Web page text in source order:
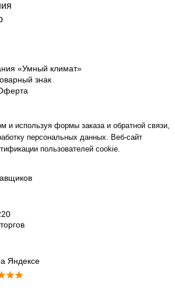
«Умный климат»
знак
и используя формы заказа и обратной связи,
персональных данных. Веб-сайт
пользователей cookie.
Яндексе